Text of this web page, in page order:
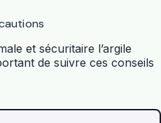
et sécuritaire l’argile
de suivre ces conseils